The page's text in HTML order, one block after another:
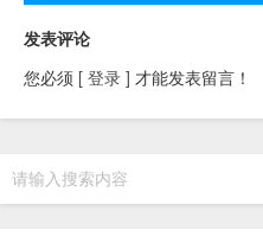
发表评论
您必须 [ 登录 ] 才能发表留言！
请输入搜索内容